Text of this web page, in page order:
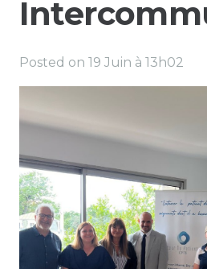
Posted on 19 Juin à 13h02